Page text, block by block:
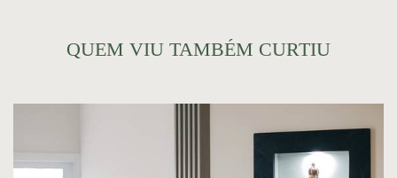
QUEM VIU TAMBÉM CURTIU